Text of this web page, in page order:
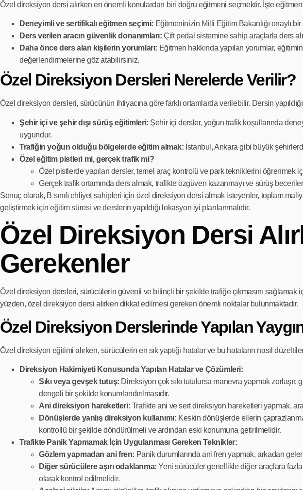
Özel direksiyon dersi alırken en önemli konulardan biri doğru eğitmeni seçmektir. İşte
Deneyimli ve sertifikalı eğitmen seçimi: Eğitmeninizin Milli Eğitim Bakanlığı onaylı
Ders verilen aracın güvenlik donanımları: Çift pedal sistemine sahip araçlarla ders
Daha önce ders alan kişilerin yorumları: Eğitmen hakkında yapılan yorumlar,
değerlendirmelerine göz atabilirsiniz.
Özel Direksiyon Dersleri Nerelerde Verilir?
Özel direksiyon dersleri, sürücünün ihtiyacına göre farklı ortamlarda verilebilir. Dersin
Şehir içi ve şehir dışı sürüş eğitimleri: Şehir içi dersler, yoğun trafik koşullarında
uygundur.
Trafiğin yoğun olduğu bölgelerde eğitim almak: İstanbul, Ankara gibi büyük
Özel eğitim pistleri mi, gerçek trafik mi?
Özel pistlerde yapılan dersler, temel araç kontrolü ve park tekniklerini öğrenmek
Gerçek trafik ortamında ders almak, trafikte özgüven kazanmayı ve sürüş
Sonuç olarak, B sınıfı ehliyet sahipleri için özel direksiyon dersi almak isteyenler, toplam
geliştirmek için eğitim süresi ve derslerin yapıldığı lokasyon iyi planlanmalıdır.
Özel Direksiyon Dersi
Gerekenler
Özel direksiyon dersleri, sürücülerin güvenli ve bilinçli bir şekilde trafiğe çıkmasını sağlamak
yüzden, özel direksiyon dersi alırken dikkat edilmesi gereken önemli noktalar bulunmaktadır.
Özel Direksiyon Derslerinde Yapılan
Özel direksiyon eğitimi alırken, sürücülerin en sık yaptığı hatalar ve bu hataların nasıl
Direksiyon Hakimiyeti Konusunda Yapılan Hatalar ve Çözümleri:
Sıkı veya gevşek tutuş: Direksiyon çok sıkı tutulursa manevra yapmak
dengeli bir şekilde konumlandırılmasıdır.
Ani direksiyon hareketleri: Trafikte ani ve sert direksiyon hareketleri yapmak,
Dönüşlerde yanlış direksiyon kullanımı: Keskin dönüşlerde ellerin
kontrollü bir şekilde döndürülmeli ve ardından eski konumuna getirilmelidir.
Trafikte Panik Yapmamak İçin Uygulanması Gereken Teknikler:
Gözlem yapmadan ani fren: Panik durumlarında ani fren yapmak, arkadan
Diğer sürücülere aşırı odaklanma: Yeni sürücüler genellikle diğer araçlara
olarak kontrol edilmelidir.